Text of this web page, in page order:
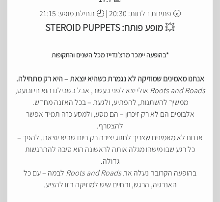
🕢 פתיחת דלתות: 20:30 | 🕘 תחילת מופע: 21:15
💥מופע פותח:STEROID PUPPETS
*בהופעה יימכר מרצ׳נדייז מכל השנים והתקופות
אנחנו מאמינים שמוזיקה לא נגמרת כשהיא יוצאת – היא רק מתחילה.
Roots and Roads אולי יצא לפני כעשור, אבל בשבילנו הוא חי ובועט,
ממשיך להשתנות, להפתיע, ולגעת – בכל האזנה מחדש.
אלבומים הם לא רק זיכרון – הם מסע, ולמסע כזה תמיד אפשר
להצטרף.
אנחנו לא מאמינים שצריך לחגוג יצירה רק ביום שהיא יוצאת. להפך –
כל רגע שבו מישהו מגלה אותה לראשונה הוא סיבה להתרגשות
גדולה.
בהופעה הקרובה נעלה אתRoots and Roads לבמה – עם כל
האנרגיה, הרגש, והחיים שיש למוזיקה הזו להציע.